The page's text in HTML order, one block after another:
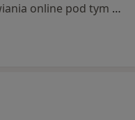
Specjalista nie oferuje umawiania online pod tym adresem.